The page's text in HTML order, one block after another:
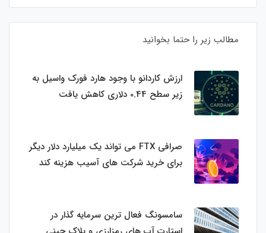
مطالب زیر را حتما بخوانید
ارزش کاردانو با وجود هارد فورک واسیل به
زیر سطح 0.44 دلاری کاهش یافت
صرافی FTX می تواند یک میلیارد دلار دیگر
برای خرید شرکت های آسیب هزینه کند
سامسونگ فعال‌ ترین سرمایه‌ گذار در